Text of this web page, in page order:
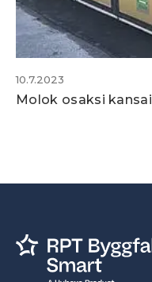
10.7.2023
Molok osaksi